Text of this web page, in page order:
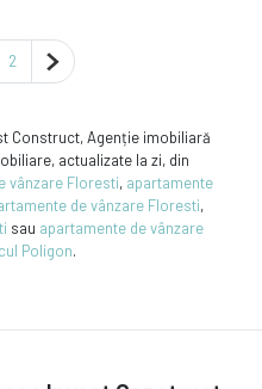
2 Pagina următoare
Construct, Agenție imobiliară
actualizate la zi, din
vânzare Floresti, apartamente
de vânzare Floresti,
sau apartamente de vânzare
Poligon.